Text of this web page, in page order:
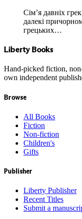
Сім’я давніх
далекі
грецьких…
Liberty Books
Hand-picked fiction,
own independent
Browse
All Books
Fiction
Non-fiction
Children's
Gifts
Publisher
Liberty Publisher
Recent Titles
Submit a